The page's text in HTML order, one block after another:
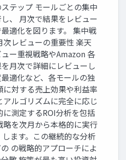
テップ モールごとの集中
、 月次で結果をレビュー
適化を図ります。 集中戦
次レビューの重要性 楽天
ー重視戦略やAmazon 各
月次で詳細にレビューし
適化など、各モールの独
に対する売上効果や利益率
アルゴリズムに完全に応じ
に測定するROI分析を包括
略を次月から本格的に実行
します。この継続的な分析
の戦略的アプローチによ